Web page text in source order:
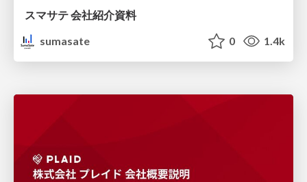
スマサテ 会社紹介資料
sumasate
0 1.4k